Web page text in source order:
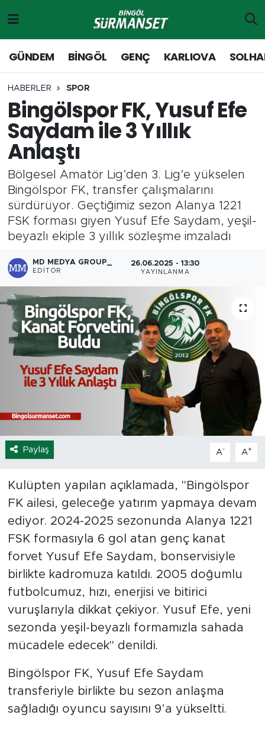
GÜNDEM BİNGÖL GENÇ KARLIOVA
HABERLER SPOR
Bingölspor FK, Yusuf Efe
Saydam ile 3 Yıllık
Anlaştı
Bölgesel Amatör Lig’den 3. Lig’e yükselen
Bingölspor FK, transfer çalışmalarını
sürdürüyor. Geçtiğimiz sezon Alanya 1221
FSK forması giyen Yusuf Efe Saydam, yeşil-
beyazlı ekiple 3 yıllık sözleşme imzaladı
MD MEDYA GROUP_
EDITÖR
26.06.2025 - 13:30
YAYINLANMA
Paylaş A- A+
Kulüpten yapılan açıklamada, "Bingölspor
FK ailesi, geleceğe yatırım yapmaya devam
ediyor. 2024-2025 sezonunda Alanya 1221
FSK formasıyla 6 gol atan genç kanat
forvet Yusuf Efe Saydam, bonservisiyle
birlikte kadromuza katıldı. 2005 doğumlu
futbolcumuz, hızı, enerjisi ve bitirici
vuruşlarıyla dikkat çekiyor. Yusuf Efe, yeni
sezonda yeşil-beyazlı formamızla sahada
mücadele edecek" denildi.
Bingölspor FK, Yusuf Efe Saydam
transferiyle birlikte bu sezon anlaşma
sağladığı oyuncu sayısını 9’a yükseltti.
Genç
Solhan
Karlıova
Adaklı-Kiğı
Yayladere-Yedisu
MD Prestij Dergisi
Spor
Yaşam
Sağlık
Eğitim
Hava Durumu
Bingöl Kaza Haberleri
Merkez Hava Durumu
Merkez Trafik Yoğunluk Haritası
Süper Lig Puan Durumu ve Fikstür
Tüm Manşetler
Son Dakika Haberleri
Haber Arşivi